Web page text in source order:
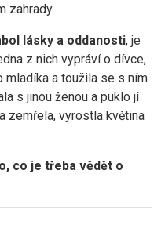
zahrady.
lásky a oddanosti, je
z nich vypráví o dívce,
mladíka a toužila se s ním
s jinou ženou a puklo jí
zemřela, vyrostla květina
co je třeba vědět o